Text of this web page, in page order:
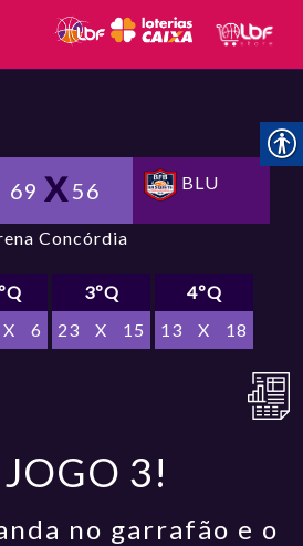
69 56 BLU
Concórdia
X 6
3ºQ
23
X 15
4ºQ
13
X 18
3!
no garrafão e o